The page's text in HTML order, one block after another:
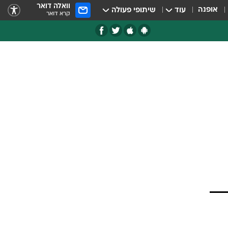
אופנה עוד שיתופי פעולה וואלה דואר
קרא דואר